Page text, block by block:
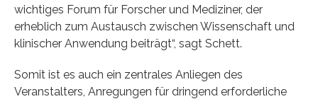
wichtiges Forum für Forscher und Mediziner, der
erheblich zum Austausch zwischen Wissenschaft und
klinischer Anwendung beiträgt“, sagt Schett.
Somit ist es auch ein zentrales Anliegen des
Veranstalters, Anregungen für dringend erforderliche